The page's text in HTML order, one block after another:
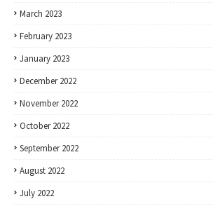
March 2023
February 2023
January 2023
December 2022
November 2022
October 2022
September 2022
August 2022
July 2022